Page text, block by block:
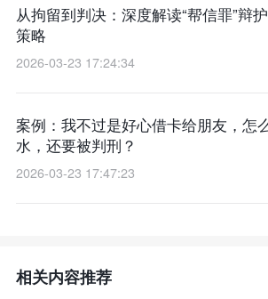
从拘留到判决：深度解读“帮信罪”辩
策略
2026-03-23 17:24:34
案例：我不过是好心借卡给朋友，怎
水，还要被判刑？
2026-03-23 17:47:23
相关内容推荐